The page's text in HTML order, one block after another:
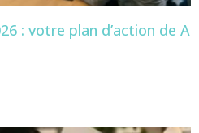
: votre plan d’action de A